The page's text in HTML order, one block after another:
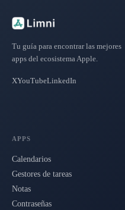
Tu guía para encontrar las mejores
apps del ecosistema Apple.
XYouTubeLinkedIn
APPS
Calendarios
Gestores de tareas
Notas
Contraseñas